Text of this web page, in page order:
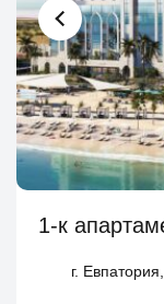
1-к
г.